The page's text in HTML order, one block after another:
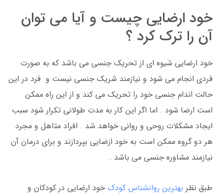
خود ارضایی چیست و آیا می توان
آن را ترک کرد ؟
خود ارضایی شیوه ای از تحریک جنسی می باشد که به صورت
فردی انجام می شود و نیازمند شریک جنسی نیست و فرد در این
حالت اندام جنسی خود را تحریک می کند و از این راه ممکن
است ارضا شود . اما اگر این کار به مدت طولانی تکرار شود سبب
ایجاد مشکلات روحی و روانی خواهد شد . افراد متاهل و مجرد
هر دو گروه ممکن است به خود ازضایی بپردازند و برای درمان آن
نیازمند مشاوره جنسی می باشد .
طبق نظر بهترین روانشناس کودک خود ارضایی در کودکان و